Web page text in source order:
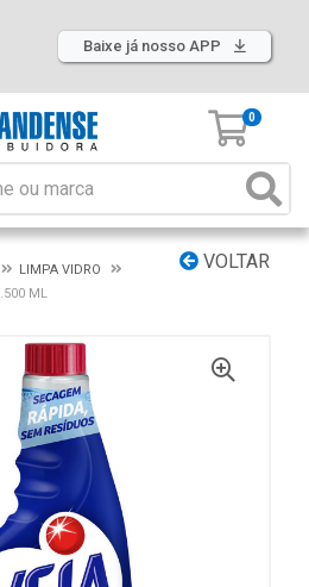
Baixe já nosso APP
0
VOLTAR
LIMPA VIDRO
ML